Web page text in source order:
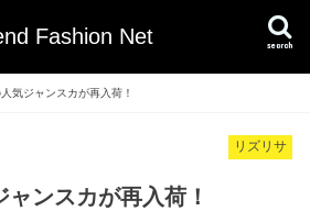
Fashion Net search
気ジャンスカが再入荷！
リズリサ
ャンスカが再入荷！